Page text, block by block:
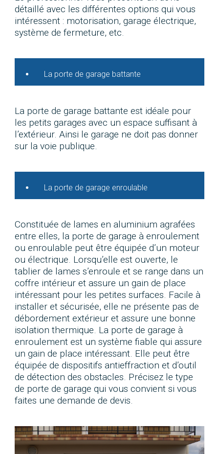
détaillé avec les différentes options qui vous
intéressent : motorisation, garage électrique,
système de fermeture, etc.
La porte de garage battante
La porte de garage battante est idéale pour
les petits garages avec un espace suffisant à
l’extérieur. Ainsi le garage ne doit pas donner
sur la voie publique.
La porte de garage enroulable
Constituée de lames en aluminium agrafées
entre elles, la porte de garage à enroulement
ou enroulable peut être équipée d’un moteur
ou électrique. Lorsqu’elle est ouverte, le
tablier de lames s’enroule et se range dans un
coffre intérieur et assure un gain de place
intéressant pour les petites surfaces. Facile à
installer et sécurisée, elle ne présente pas de
débordement extérieur et assure une bonne
isolation thermique. La porte de garage à
enroulement est un système fiable qui assure
un gain de place intéressant. Elle peut être
équipée de dispositifs antieffraction et d’outil
de détection des obstacles. Précisez le type
de porte de garage qui vous convient si vous
faites une demande de devis.